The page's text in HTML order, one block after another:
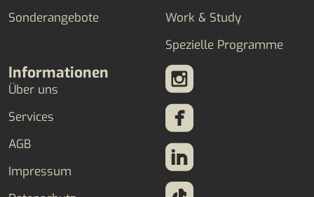
Sonderangebote
Work & Study
Spezielle Programme
Informationen
Über uns
Services
AGB
Impressum